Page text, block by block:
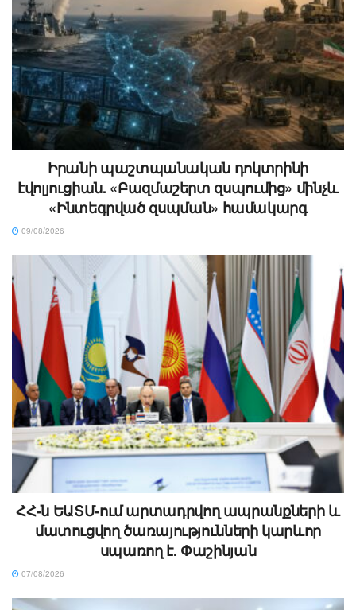
Իրանի պաշտպանական դոկտրինի
էվոլյուցիան. «Բազմաշերտ զսպումից» մինչև
«Ինտեգրված զսպման» համակարգ
09/08/2026
ՀՀ-ն ԵԱՏՄ-ում արտադրվող ապրանքների և
մատուցվող ծառայությունների կարևոր
սպառող է. Փաշինյան
07/08/2026